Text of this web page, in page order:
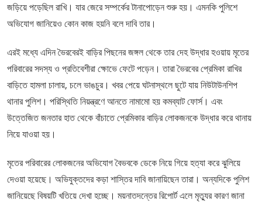
জড়িয়ে পড়েছিল রাখি। যার জেরে সম্পর্কের টানাপোড়েন শুরু হয়। এমনকি পুলিশে
অভিযোগ জানিয়েও কোন কাজ হয়নি বলে দাবি তার।
এরই মধ্যে এদিন ভৈরবেরই বাড়ির পিছনের জঙ্গল থেকে তার দেহ উদ্ধার হওয়ায় মৃতের
পরিবারের সদস্য ও প্রতিবেশীরা ক্ষোভে ফেটে পড়েন। তারা ভৈরবের প্রেমিকা রাখির
বাড়িতে হামলা চালায়, চলে ভাঙচুর। খবর পেয়ে ঘটনাস্থলে ছুটে যায় নিউটাউনশিপ
থানার পুলিশ। পরিস্থিতি নিয়ন্ত্রণে আনতে নামামো হয় কমব্যাট ফোর্স। এবং
উত্তেজিত জনতার হাত থেকে বাঁচাতে প্রেমিকার বাড়ির লোকজনকে উদ্ধার করে থানায়
নিয়ে যাওয়া হয়।
মৃতের পরিবারের লোকজনের অভিযোগ বৈভবকে ডেকে নিয়ে গিয়ে হত্যা করে ঝুলিয়ে
দেওয়া হয়েছে। অভিযুক্তদের কড়া শাস্তির দাবি জানায়িছেন তারা। অন্যদিকে পুলিশ
জানিয়েছে বিষয়টি খতিয়ে দেখা হচ্ছে। ময়নাতদন্তের রিপোর্ট এলে মৃত্যুর কারণ জানা